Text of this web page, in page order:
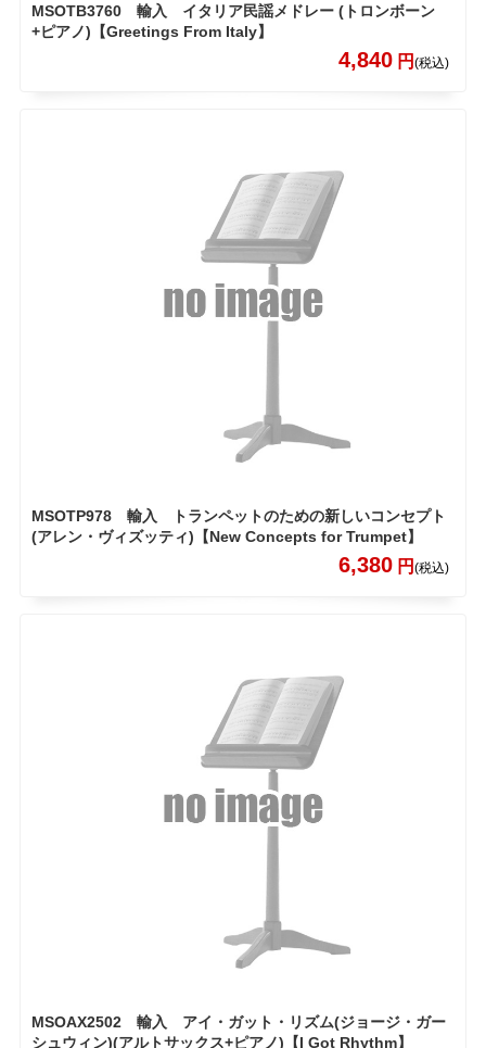
MSOTB3760 輸入 イタリア民謡メドレー (トロンボーン
+ピアノ)【Greetings From Italy】
4,840 円(税込)
MSOTP978 輸入 トランペットのための新しいコンセプト
(アレン・ヴィズッティ)【New Concepts for Trumpet】
6,380 円(税込)
MSOAX2502 輸入 アイ・ガット・リズム(ジョージ・ガー
シュウィン)(アルトサックス+ピアノ)【I Got Rhythm】